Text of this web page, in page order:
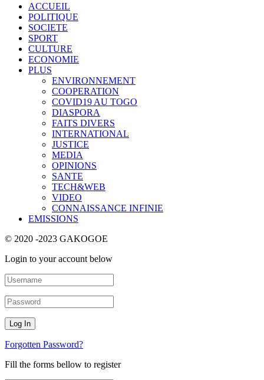
ACCUEIL
POLITIQUE
SOCIETE
SPORT
CULTURE
ECONOMIE
PLUS
ENVIRONNEMENT
COOPERATION
COVID19 AU TOGO
DIASPORA
FAITS DIVERS
INTERNATIONAL
JUSTICE
MEDIA
OPINIONS
SANTE
TECH&WEB
VIDEO
CONNAISSANCE INFINIE
EMISSIONS
© 2020 -2023 GAKOGOE
Login to your account below
Forgotten Password?
Fill the forms bellow to register